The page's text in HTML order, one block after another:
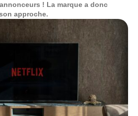
! La marque a donc
approche.